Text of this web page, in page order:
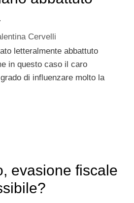
Cervelli
letteralmente abbattuto
in questo caso il caro
di influenzare molto la
evasione fiscale